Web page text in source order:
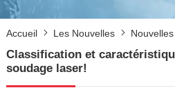
Accueil Les Nouvelles
Classification et
soudage laser!